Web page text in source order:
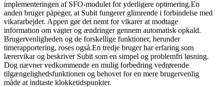
implementeringen af SFO-modulet for yderligere optimering.En
anden bruger påpeger, at Subit fungerer glimrende i forbindelse med
vikararbejdet. Appen gør det nemt for vikarer at modtage
information om vagter og ændringer gennem automatisk opkald.
Brugervenligheden og de forskellige funktioner, herunder
timerapportering, roses også.En tredje bruger har erfaring som
lærervikar og beskriver Subit som en simpel og problemfri løsning.
Dog nævner vedkommende en mulig forbedring vedrørende
tilgængelighedsfunktionen og behovet for en mere brugervenlig
måde at indtaste klokketidspunkter.